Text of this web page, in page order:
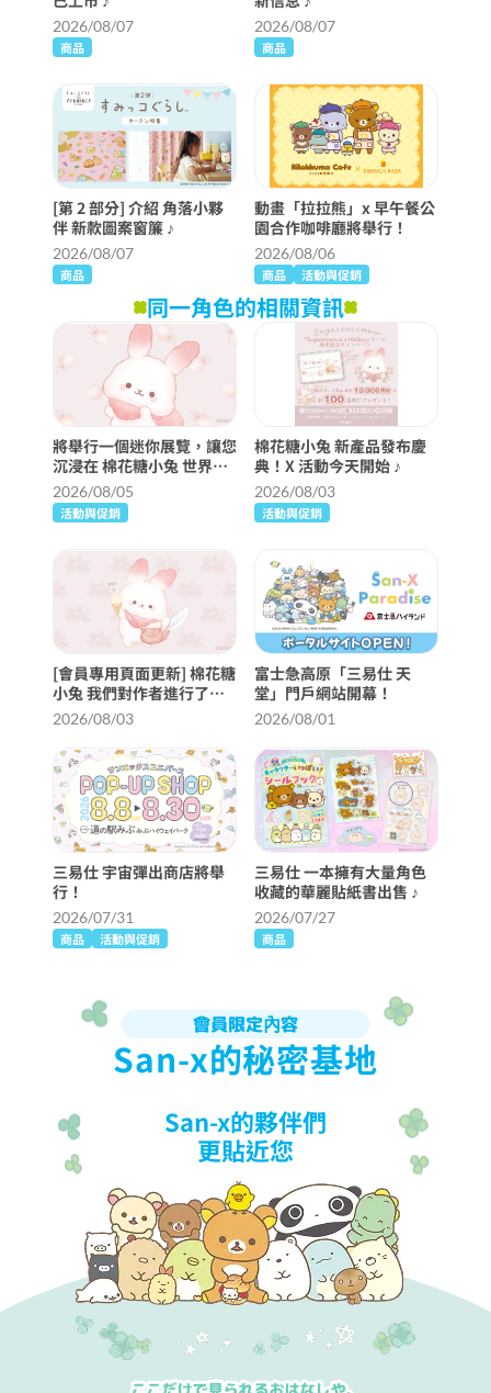
2026/08/07
商品
2026/08/07
商品
[第 2 部分] 介紹 角落小夥
伴 新款圖案窗簾 ♪
2026/08/07
商品
動畫「拉拉熊」x 早午餐公
園合作咖啡廳將舉行！
2026/08/06
商品 活動與促銷
同一角色的相關資訊
將舉行一個迷你展覽，讓您
沉浸在 棉花糖小兔 世界
中！
2026/08/05
活動與促銷
棉花糖小兔 新產品發布慶
典！X 活動今天開始 ♪
2026/08/03
活動與促銷
[會員專用頁面更新] 棉花糖
小兔 我們對作者進行了採
訪 ♪
2026/08/03
富士急高原「三易仕 天
堂」門戶網站開幕！
2026/08/01
三易仕 宇宙彈出商店將舉
行！
2026/07/31
商品 活動與促銷
三易仕 一本擁有大量角色
收藏的華麗貼紙書出售 ♪
2026/07/27
商品
會員限定內容
San-x的秘密基地
San-x的夥伴們
更貼近您